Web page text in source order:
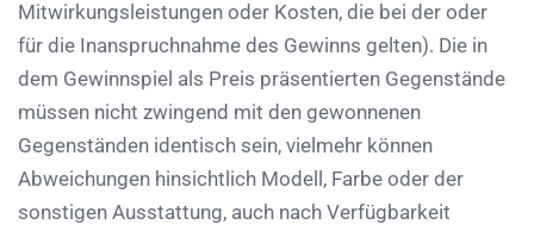
Mitwirkungsleistungen oder Kosten, die bei der oder
für die Inanspruchnahme des Gewinns gelten). Die in
dem Gewinnspiel als Preis präsentierten Gegenstände
müssen nicht zwingend mit den gewonnenen
Gegenständen identisch sein, vielmehr können
Abweichungen hinsichtlich Modell, Farbe oder der
sonstigen Ausstattung, auch nach Verfügbarkeit